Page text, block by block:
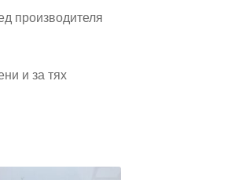
производителя
и за тях